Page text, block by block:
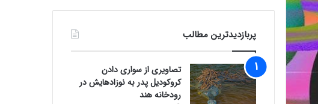
پربازدیدترین مطالب
تصاویری از سواری دادن
کروکودیل پدر به نوزادهایش در
رودخانه هند